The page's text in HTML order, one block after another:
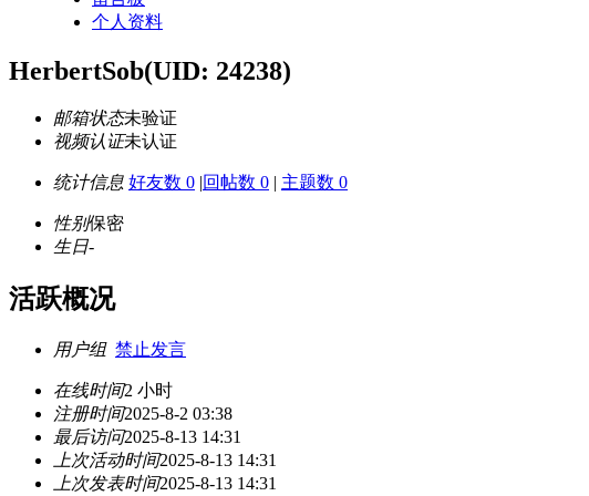
个人资料
HerbertSob(UID: 24238)
邮箱状态未验证
视频认证未认证
统计信息 好友数 0 |回帖数 0 | 主题数 0
性别保密
生日-
活跃概况
用户组 禁止发言
在线时间2 小时
注册时间2025-8-2 03:38
最后访问2025-8-13 14:31
上次活动时间2025-8-13 14:31
上次发表时间2025-8-13 14:31